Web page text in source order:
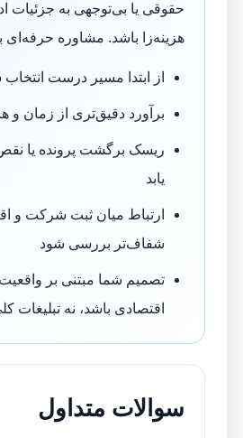
حقوقی یا بی‌توجهی به جزئیات
هزینه‌زا باشد. مشاوره
از ابتدا مسیر درست
برآورد دقیق‌تری از زمان و
ریسک برگشت پرونده یا
یابد
ارتباط میان ثبت شرکت و
شفاف‌تر بررسی شود
تصمیم شما مبتنی بر
اقتصادی باشد، نه تبلیغات
سوالات متداول